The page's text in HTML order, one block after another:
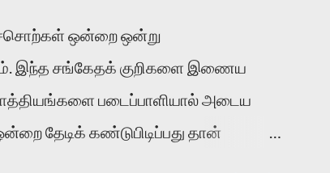
ஒன்றை ஒன்று
இந்த சங்கேதக் குறிகளை இணைய
படைப்பாளியால் அடைய
தேடிக் கண்டுபிடிப்பது தான்